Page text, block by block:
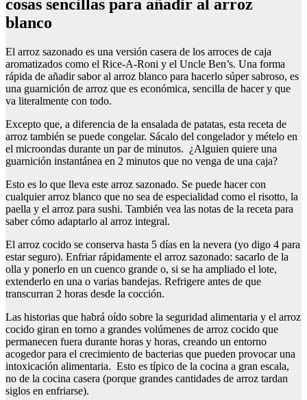
cosas sencillas para añadir al arroz
blanco
El arroz sazonado es una versión casera de los arroces de caja
aromatizados como el Rice-A-Roni y el Uncle Ben’s. Una forma
rápida de añadir sabor al arroz blanco para hacerlo súper sabroso, es
una guarnición de arroz que es económica, sencilla de hacer y que
va literalmente con todo.
Excepto que, a diferencia de la ensalada de patatas, esta receta de
arroz también se puede congelar. Sácalo del congelador y mételo en
el microondas durante un par de minutos. ¿Alguien quiere una
guarnición instantánea en 2 minutos que no venga de una caja?
Esto es lo que lleva este arroz sazonado. Se puede hacer con
cualquier arroz blanco que no sea de especialidad como el risotto, la
paella y el arroz para sushi. También vea las notas de la receta para
saber cómo adaptarlo al arroz integral.
El arroz cocido se conserva hasta 5 días en la nevera (yo digo 4 para
estar seguro). Enfriar rápidamente el arroz sazonado: sacarlo de la
olla y ponerlo en un cuenco grande o, si se ha ampliado el lote,
extenderlo en una o varias bandejas. Refrigere antes de que
transcurran 2 horas desde la cocción.
Las historias que habrá oído sobre la seguridad alimentaria y el arroz
cocido giran en torno a grandes volúmenes de arroz cocido que
permanecen fuera durante horas y horas, creando un entorno
acogedor para el crecimiento de bacterias que pueden provocar una
intoxicación alimentaria. Esto es típico de la cocina a gran escala,
no de la cocina casera (porque grandes cantidades de arroz tardan
siglos en enfriarse).